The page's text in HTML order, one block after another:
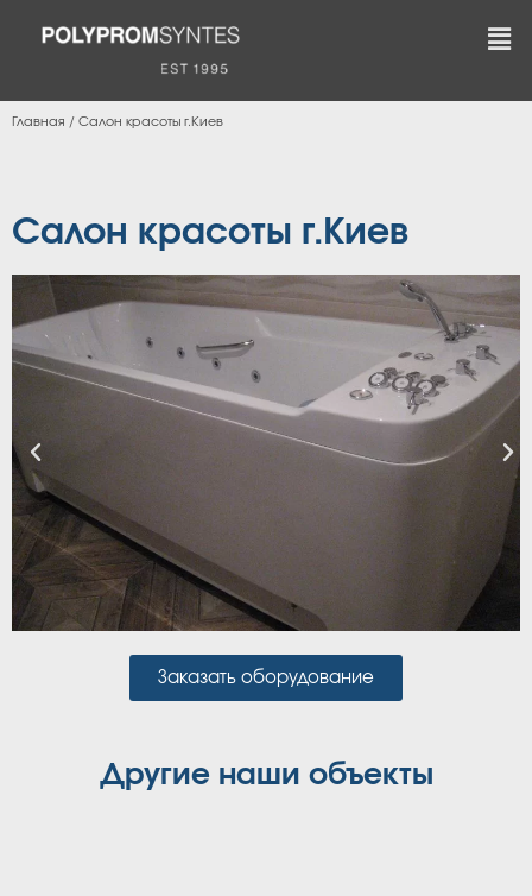
Главная / Салон красоты г.Киев
Салон красоты г.Киев
Заказать оборудование
Другие наши объекты